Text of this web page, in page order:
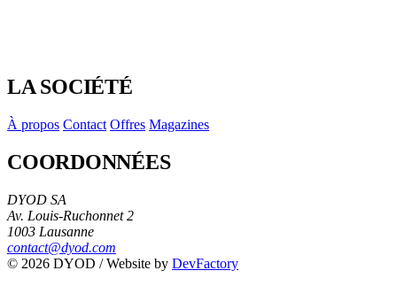
LA SOCIÉTÉ
À propos Contact Offres Magazines
COORDONNÉES
DYOD SA
Av. Louis-Ruchonnet 2
1003 Lausanne
contact@dyod.com
© 2026 DYOD / Website by DevFactory